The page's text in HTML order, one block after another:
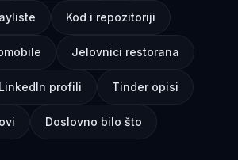
Kod i repozitoriji
Jelovnici restorana
LinkedIn profili Tinder opisi
Doslovno bilo što